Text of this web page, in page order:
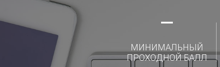
—
МИНИМАЛЬНЫЙ
ПРОХОДНОЙ БАЛЛ